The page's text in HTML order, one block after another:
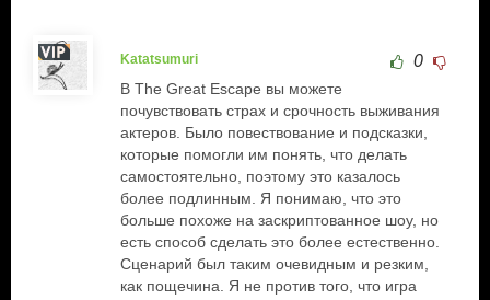
Katatsumuri 0
В The Great Escape вы можете
почувствовать страх и срочность выживания
актеров. Было повествование и подсказки,
которые помогли им понять, что делать
самостоятельно, поэтому это казалось
более подлинным. Я понимаю, что это
больше похоже на заскриптованное шоу, но
есть способ сделать это более естественно.
Сценарий был таким очевидным и резким,
как пощечина. Я не против того, что игра